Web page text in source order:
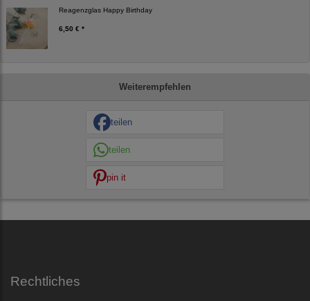
Reagenzglas Happy Birthday
6,50 € *
Weiterempfehlen
teilen
teilen
pin it
Rechtliches